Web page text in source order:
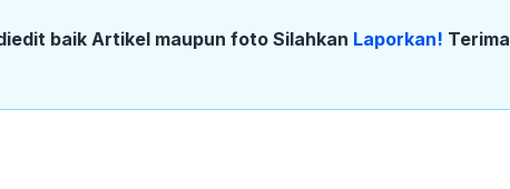
baik Artikel maupun foto Silahkan Laporkan! Terima